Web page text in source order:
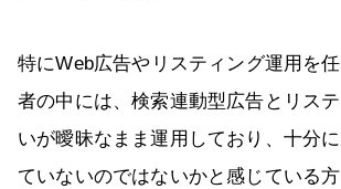
特にWeb広告やリスティング運用を
者の中には、検索連動型広告とリス
いが曖昧なまま運用しており、十分
ていないのではないかと感じている